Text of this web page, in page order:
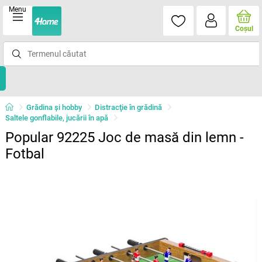
Menu
Coşul
Grădina şi hobby
Distracţie în grădină
Saltele gonflabile, jucării în apă
Popular 92225 Joc de masă din lemn -
Fotbal